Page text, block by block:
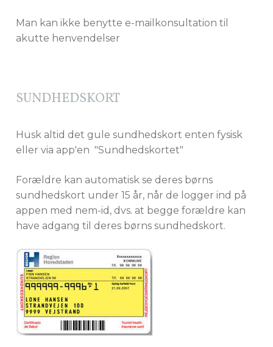
Man kan ikke benytte e-mailkonsultation til
akutte henvendelser
SUNDHEDSKORT
Husk altid det gule sundhedskort enten fysisk
eller via app'en "Sundhedskortet"
Forældre kan automatisk se deres børns
sundhedskort under 15 år, når de logger ind på
appen med nem-id, dvs. at begge forældre kan
have adgang til deres børns sundhedskort.